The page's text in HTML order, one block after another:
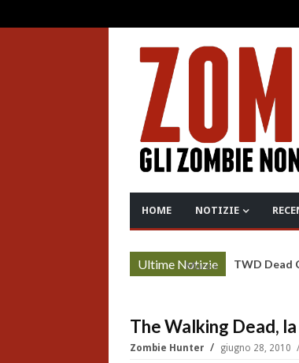
HOME NOTIZIE
Ultime Notizie
More » TWD Dead
The Walking Dead,
Zombie Hunter giugno 28, 2010